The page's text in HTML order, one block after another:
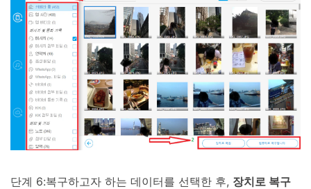
단계 6:복구하고자 하는 데이터를 선택한 후, 장치로 복구